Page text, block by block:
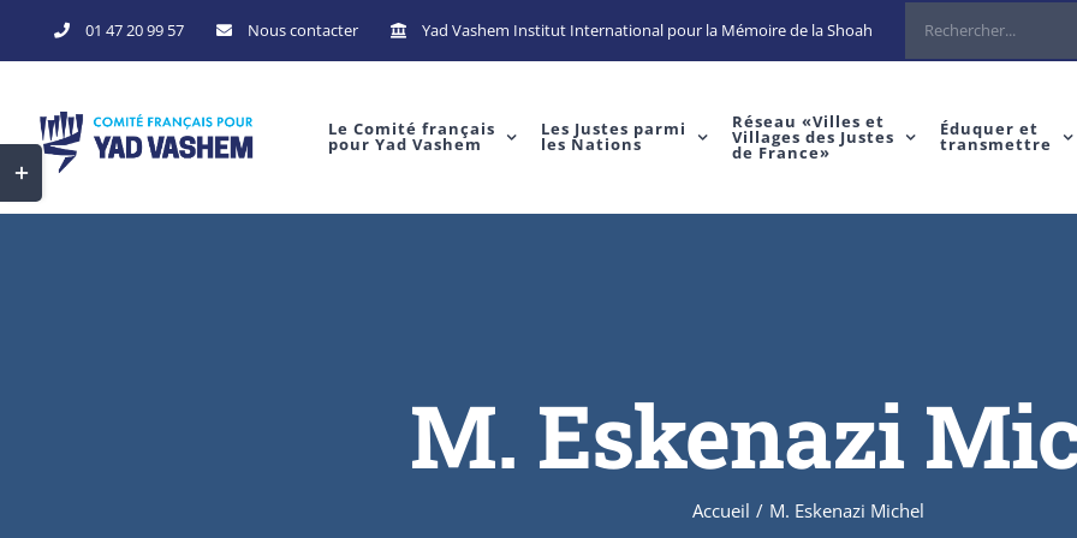
to
01 47 20 99 57 Nous contacter Yad Vashem Institut International pour la Mémoire de la Shoah Rechercher
Le Comité français
pour Yad Vashem
Les Justes parmi
les Nations
Réseau «Villes et
Villages des Justes
de France»
Éduquer et
transmettre
M. Eskenazi
Accueil / M. Eskenazi Michel
Toggle
Sliding